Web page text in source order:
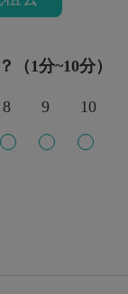
1分~10分）
8 9 10